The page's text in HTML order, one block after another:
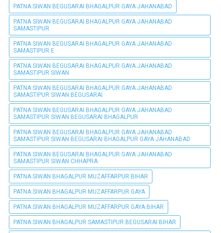
PATNA SIWAN BEGUSARAI BHAGALPUR GAYA JAHANABAD
PATNA SIWAN BEGUSARAI BHAGALPUR GAYA JAHANABAD
SAMASTIPUR
PATNA SIWAN BEGUSARAI BHAGALPUR GAYA JAHANABAD
SAMASTIPUR E
PATNA SIWAN BEGUSARAI BHAGALPUR GAYA JAHANABAD
SAMASTIPUR SIWAN
PATNA SIWAN BEGUSARAI BHAGALPUR GAYA JAHANABAD
SAMASTIPUR SIWAN BEGUSARAI
PATNA SIWAN BEGUSARAI BHAGALPUR GAYA JAHANABAD
SAMASTIPUR SIWAN BEGUSARAI BHAGALPUR
PATNA SIWAN BEGUSARAI BHAGALPUR GAYA JAHANABAD
SAMASTIPUR SIWAN BEGUSARAI BHAGALPUR GAYA JAHANABAD
PATNA SIWAN BEGUSARAI BHAGALPUR GAYA JAHANABAD
SAMASTIPUR SIWAN CHHAPRA
PATNA SIWAN BHAGALPUR MUZAFFARPUR BIHAR
PATNA SIWAN BHAGALPUR MUZAFFARPUR GAYA
PATNA SIWAN BHAGALPUR MUZAFFARPUR GAYA BIHAR
PATNA SIWAN BHAGALPUR SAMASTIPUR BEGUSARAI BIHAR